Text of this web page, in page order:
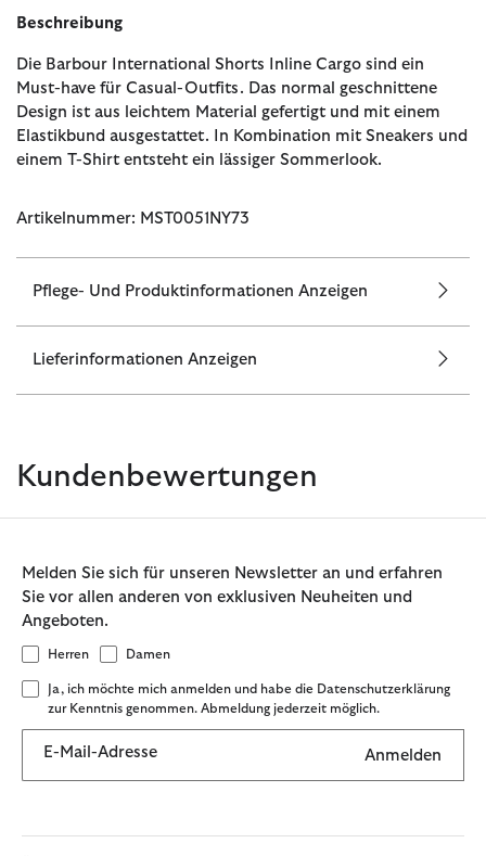
Beschreibung
Die Barbour International Shorts Inline Cargo sind ein
Must-have für Casual-Outfits. Das normal geschnittene
Design ist aus leichtem Material gefertigt und mit einem
Elastikbund ausgestattet. In Kombination mit Sneakers und
einem T-Shirt entsteht ein lässiger Sommerlook.
Artikelnummer: MST0051NY73
Pflege- Und Produktinformationen Anzeigen
Lieferinformationen Anzeigen
Kundenbewertungen
Melden Sie sich für unseren Newsletter an und erfahren
Sie vor allen anderen von exklusiven Neuheiten und
Angeboten.
Herren Damen
Ja, ich möchte mich anmelden und habe die Datenschutzerklärung
zur Kenntnis genommen. Abmeldung jederzeit möglich.
E-Mail-Adresse Anmelden